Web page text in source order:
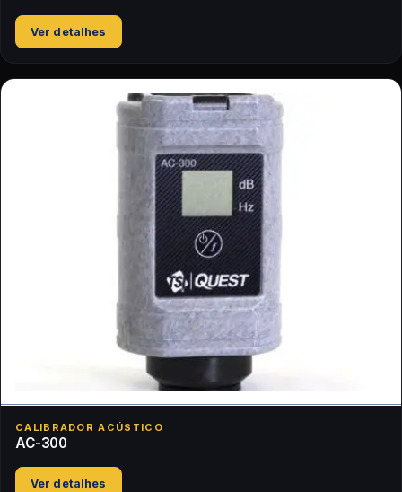
Ver detalhes
CALIBRADOR ACÚSTICO
AC-300
Ver detalhes